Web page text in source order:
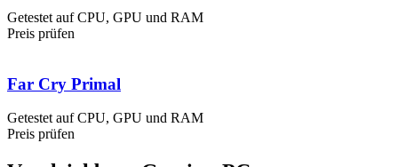
Getestet auf CPU, GPU und RAM
Preis prüfen
Far Cry Primal
Getestet auf CPU, GPU und RAM
Preis prüfen